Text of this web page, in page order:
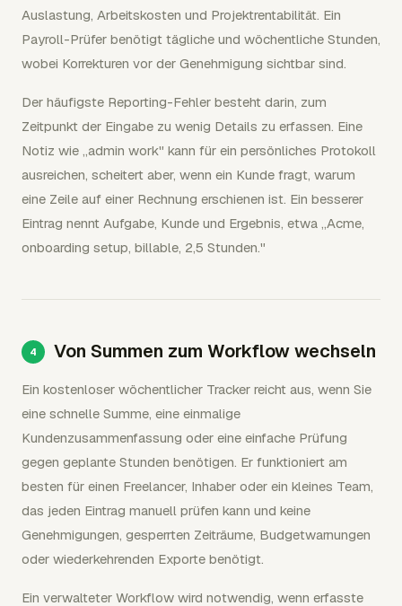
Auslastung, Arbeitskosten und Projektrentabilität. Ein
Payroll-Prüfer benötigt tägliche und wöchentliche Stunden,
wobei Korrekturen vor der Genehmigung sichtbar sind.
Der häufigste Reporting-Fehler besteht darin, zum
Zeitpunkt der Eingabe zu wenig Details zu erfassen. Eine
Notiz wie „admin work" kann für ein persönliches Protokoll
ausreichen, scheitert aber, wenn ein Kunde fragt, warum
eine Zeile auf einer Rechnung erschienen ist. Ein besserer
Eintrag nennt Aufgabe, Kunde und Ergebnis, etwa „Acme,
onboarding setup, billable, 2,5 Stunden."
Von Summen zum Workflow wechseln
Ein kostenloser wöchentlicher Tracker reicht aus, wenn Sie
eine schnelle Summe, eine einmalige
Kundenzusammenfassung oder eine einfache Prüfung
gegen geplante Stunden benötigen. Er funktioniert am
besten für einen Freelancer, Inhaber oder ein kleines Team,
das jeden Eintrag manuell prüfen kann und keine
Genehmigungen, gesperrten Zeiträume, Budgetwarnungen
oder wiederkehrenden Exporte benötigt.
Ein verwalteter Workflow wird notwendig, wenn erfasste